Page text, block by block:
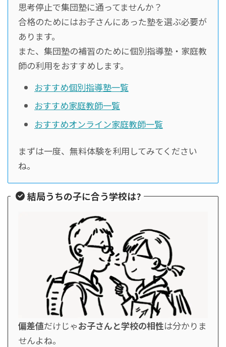
思考停止で集団塾に通ってませんか？
合格のためにはお子さんにあった塾を選ぶ必要が
あります。
また、集団塾の補習のために個別指導塾・家庭教
師の利用をおすすめします。
おすすめ個別指導塾一覧
おすすめ家庭教師一覧
おすすめオンライン家庭教師一覧
まずは一度、無料体験を利用してみてください
ね。
結局うちの子に合う学校は?
偏差値だけじゃお子さんと学校の相性は分かりま
せんよね。